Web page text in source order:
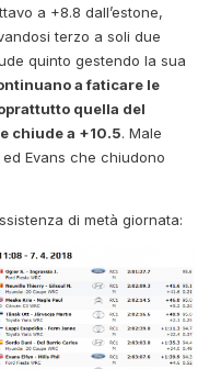
a +8.8 dall’estone,
terzo a soli due
quinto gestendo la sua
a faticare le
quella del
chiude a +10.5. Male
Evans che chiudono
di metà giornata: